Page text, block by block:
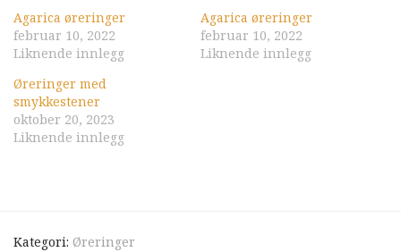
Agarica øreringer
februar 10, 2022
Liknende innlegg
Agarica øreringer
februar 10, 2022
Liknende innlegg
Øreringer med
smykkestener
oktober 20, 2023
Liknende innlegg
Kategori: Øreringer